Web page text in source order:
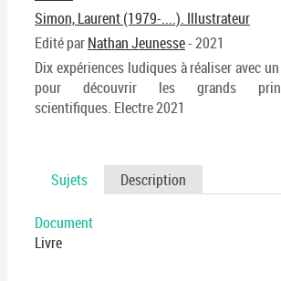
Simon, Laurent (1979-....). Illustrateur
Edité parNathan Jeunesse- 2021
Dix expériences ludiques à réaliser avec
pour découvrir les grands
scientifiques. Electre 2021
Sujets Description
Document
Livre